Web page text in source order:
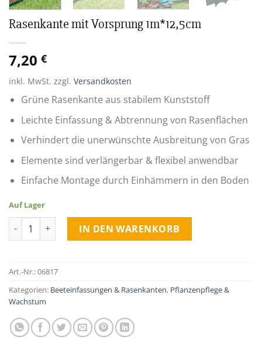
Rasenkante mit Vorsprung 1m*12,5cm
7,20 €
inkl. MwSt. zzgl. Versandkosten
Grüne Rasenkante aus stabilem Kunststoff
Leichte Einfassung & Abtrennung von Rasenflächen
Verhindert die unerwünschte Ausbreitung von Gras
Elemente sind verlängerbar & flexibel anwendbar
Einfache Montage durch Einhämmern in den Boden
Auf Lager
Rasenkante mit Vorsprung 1m*12,5cm quantity
IN DEN WARENKORB
Art.-Nr.:06817
Kategorien: Beeteinfassungen & Rasenkanten, Pflanzenpflege &
Wachstum